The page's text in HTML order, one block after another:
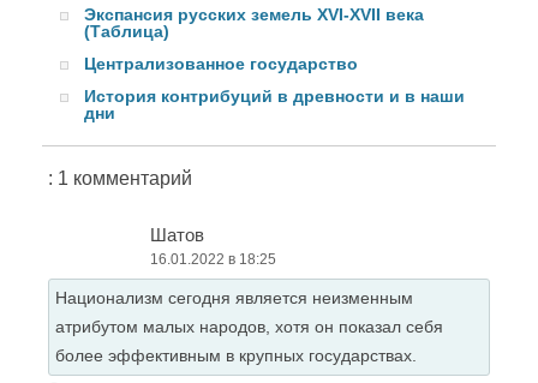
Экспансия русских земель XVI-XVII века
(Таблица)
Централизованное государство
История контрибуций в древности и в наши
дни
: 1 комментарий
Шатов
16.01.2022 в 18:25
Национализм сегодня является неизменным
атрибутом малых народов, хотя он показал себя
более эффективным в крупных государствах.